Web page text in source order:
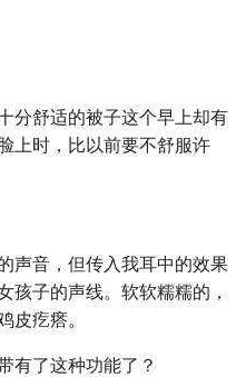
分舒适的被子这个早上却有
上时，比以前要不舒服许
声音，但传入我耳中的效果
孩子的声线。软软糯糯的，
皮疙瘩。
有了这种功能了？